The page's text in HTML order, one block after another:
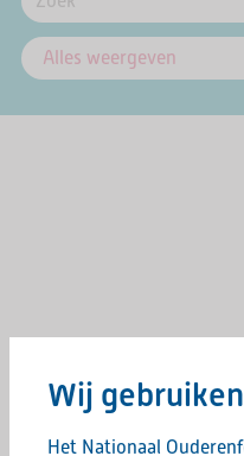
Wij
Het Nationaal